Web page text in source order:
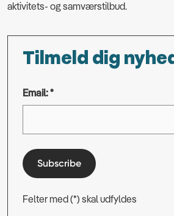
aktivitets- og samværstilbud.
Tilmeld dig
Email: *
Subscribe
Felter med (*) skal udfyldes